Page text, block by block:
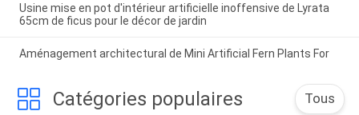
Usine mise en pot d'intérieur artificielle inoffensive de Lyrata
65cm de ficus pour le décor de jardin
Aménagement architectural de Mini Artificial Fern Plants For
Catégories populaires Tous